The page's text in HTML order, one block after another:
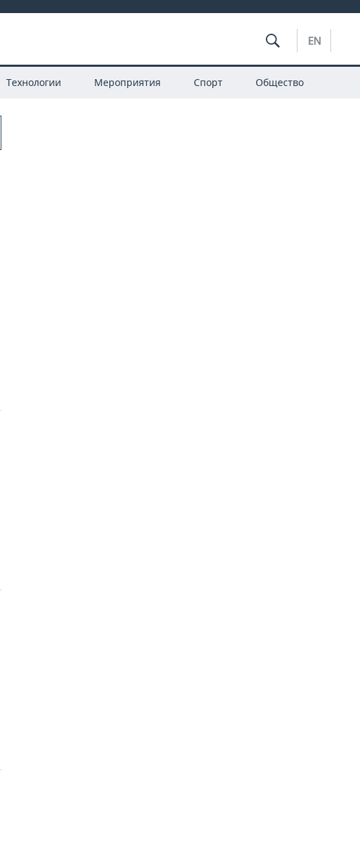
EN
Технологии Мероприятия Спорт Общество